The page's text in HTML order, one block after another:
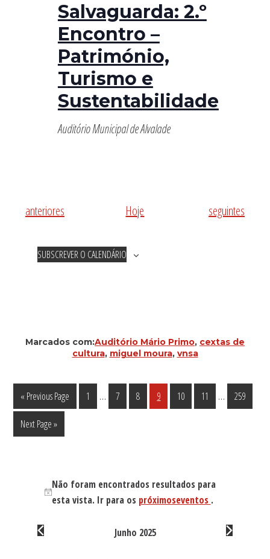
Salvaguarda: 2.º
Encontro –
Património,
Turismo e
Sustentabilidade
Auditório Municipal de Alvalade
Eventos
anteriores Hoje Eventos
seguintes
SUBSCREVER O CALENDÁRIO
Marcados com:Auditório Mário Primo, cextas de
cultura, miguel moura, vnsa
« Go
to
Previous Page Página
1
Interim
pages
… Página
7 Página
8 Página
9 Página
10 Página
11
Interim
pages
… Página
259
Go
to
Next Page »
A
i
Não foram encontrados resultados para
esta vista. Ir para os próximoseventos .
Junho 2025